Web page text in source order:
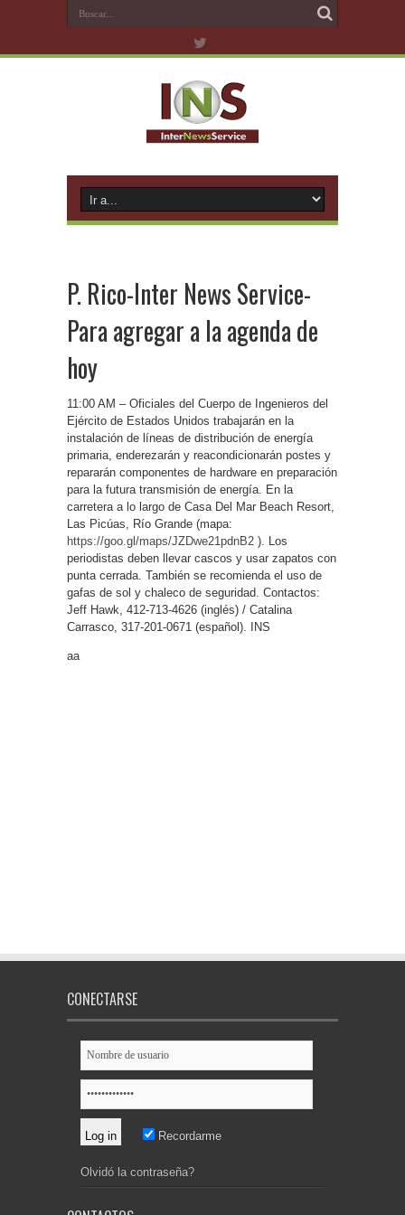
P. Rico-Inter News Service-
Para agregar a la agenda de
hoy
11:00 AM – Oficiales del Cuerpo de Ingenieros del
Ejército de Estados Unidos trabajarán en la
instalación de líneas de distribución de energía
primaria, enderezarán y reacondicionarán postes y
repararán componentes de hardware en preparación
para la futura transmisión de energía. En la
carretera a lo largo de Casa Del Mar Beach Resort,
Las Picúas, Río Grande (mapa:
https://goo.gl/maps/JZDwe21pdnB2 ). Los
periodistas deben llevar cascos y usar zapatos con
punta cerrada. También se recomienda el uso de
gafas de sol y chaleco de seguridad. Contactos:
Jeff Hawk, 412-713-4626 (inglés) / Catalina
Carrasco, 317-201-0671 (español). INS
aa
CONECTARSE
Recordarme
Olvidó la contraseña?